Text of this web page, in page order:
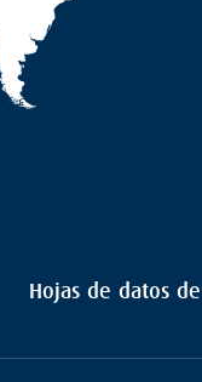
Hojas de datos